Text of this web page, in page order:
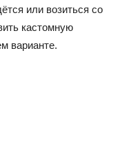
или возиться со
кастомную
варианте.